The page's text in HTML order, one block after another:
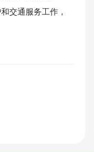
新闻资讯
交通服务工作，